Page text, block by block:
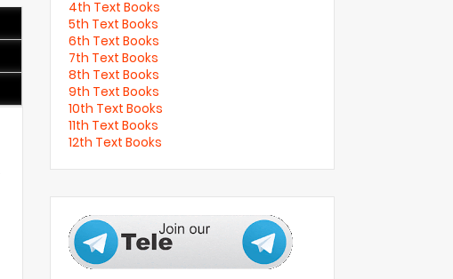
4th Text Books
5th Text Books
6th Text Books
7th Text Books
8th Text Books
9th Text Books
10th Text Books
11th Text Books
12th Text Books